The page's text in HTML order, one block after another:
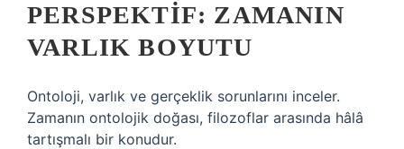
PERSPEKTIF: ZAMANIN
VARLIK BOYUTU
Ontoloji, varlık ve gerçeklik sorunlarını inceler.
Zamanın ontolojik doğası, filozoflar arasında hâlâ
tartışmalı bir konudur.